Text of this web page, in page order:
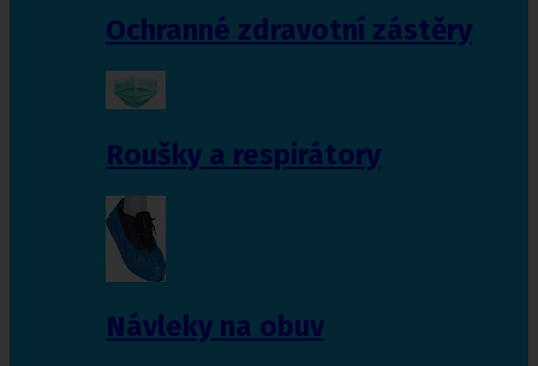
Ochranné zdravotní zástěry
Roušky a respirátory
Návleky na obuv